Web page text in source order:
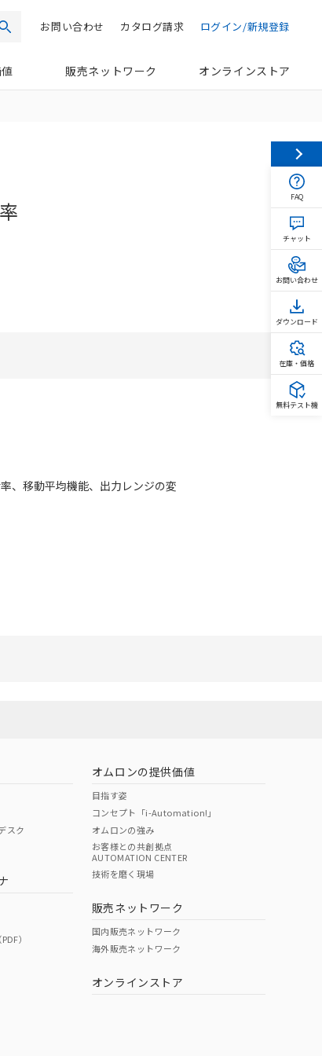
検索 ログイン/新規登録
カタログ請求
お問い合わせ
販売ネットワーク オンラインストア
、移動平均機能、出力レンジの変
スク
）
オムロンの提供価値
目指す姿
コンセプト「i-Automation!」
オムロンの強み
お客様との共創拠点
AUTOMATION CENTER
技術を磨く現場
販売ネットワーク
国内販売ネットワーク
海外販売ネットワーク
オンラインストア
FAQ
チャット
お問い合わせ
ダウンロード
在庫・価格
無料テスト機